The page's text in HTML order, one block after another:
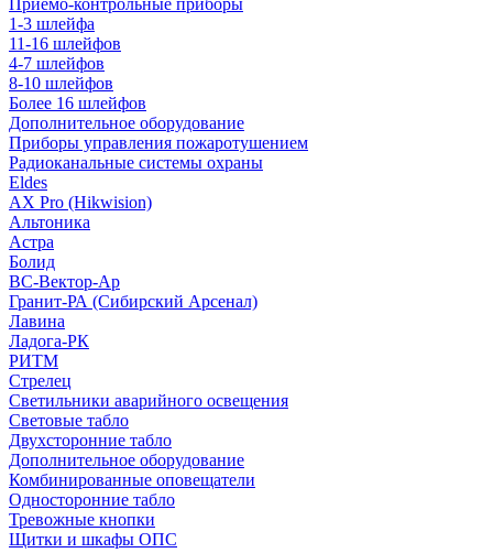
Приемо-контрольные приборы
1-3 шлейфа
11-16 шлейфов
4-7 шлейфов
8-10 шлейфов
Более 16 шлейфов
Дополнительное оборудование
Приборы управления пожаротушением
Радиоканальные системы охраны
Eldes
AX Pro (Hikwision)
Альтоника
Астра
Болид
ВС-Вектор-Ар
Гранит-РА (Сибирский Арсенал)
Лавина
Ладога-РК
РИТМ
Стрелец
Светильники аварийного освещения
Световые табло
Двухсторонние табло
Дополнительное оборудование
Комбинированные оповещатели
Односторонние табло
Тревожные кнопки
Щитки и шкафы ОПС